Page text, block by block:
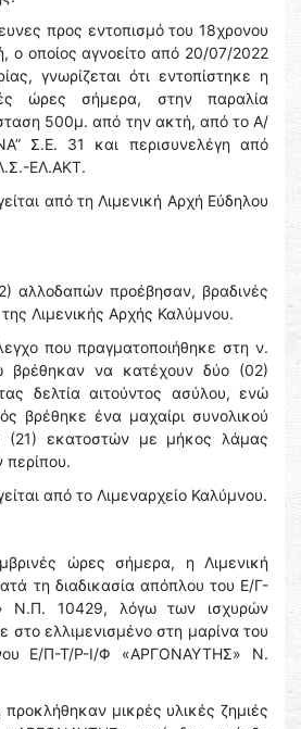
προς εντοπισμό του 18χρονου
ο οποίος αγνοείτο από 20/07/2022
γνωρίζεται ότι εντοπίστηκε η
ώρες σήμερα, στην παραλία
500μ. από την ακτή, από το Α/
Σ.Ε. 31 και περισυνελέγη από
ΕΛ.ΑΚΤ.
από τη Λιμενική Αρχή Εύδηλου
αλλοδαπών προέβησαν, βραδινές
Λιμενικής Αρχής Καλύμνου.
που πραγματοποιήθηκε στη ν.
βρέθηκαν να κατέχουν δύο (02)
δελτία αιτούντος ασύλου, ενώ
βρέθηκε ένα μαχαίρι συνολικού
(21) εκατοστών με μήκος λάμας
από το Λιμεναρχείο Καλύμνου.
ώρες σήμερα, η Λιμενική
τη διαδικασία απόπλου του Ε/Γ-
Ν.Π. 10429, λόγω των ισχυρών
ελλιμενισμένο στη μαρίνα του
Ε/Π-Τ/Ρ-Ι/Φ «ΑΡΓΟΝΑΥΤΗΣ» Ν.
μικρές υλικές ζημιές